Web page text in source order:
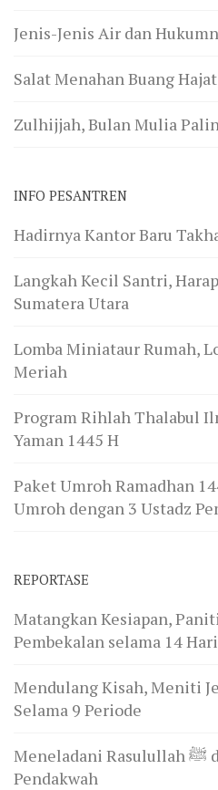
Jenis-Jenis Air dan
Salat Menahan Buang
Zulhijjah, Bulan Mulia
INFO PESANTREN
Hadirnya Kantor Baru
Langkah Kecil Santri,
Sumatera Utara
Lomba Miniataur Rumah,
Meriah
Program Rihlah Thalabul
Yaman 1445 H
Paket Umroh Ramadhan
Umroh dengan 3 Ustadz
REPORTASE
Matangkan Kesiapan,
Pembekalan selama 14 Hari
Mendulang Kisah, Meniti
Selama 9 Periode
Meneladani Rasulullah ﷺ dalam Mengutus Para
Pendakwah